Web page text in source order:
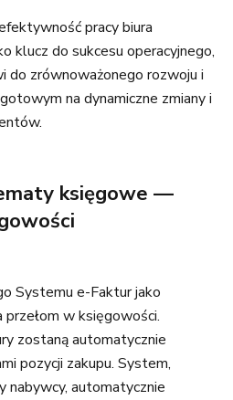
pracy biura
klucz do sukcesu operacyjnego,
do zrównoważonego rozwoju i
na dynamiczne zmiany i
księgowe —
Systemu e-Faktur jako
w księgowości.
zostaną automatycznie
pozycji zakupu. System,
nabywcy, automatycznie